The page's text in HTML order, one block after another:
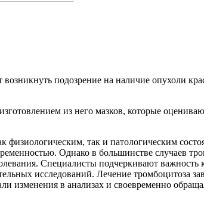
подозрение на наличие опухоли
из него мазков, которые
так и патологическим
Однако в большинстве случаев
Специалисты подчеркивают важность
исследований. Лечение тромбоцитоза
в анализах и своевременно